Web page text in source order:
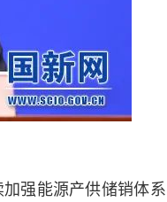
强能源产供储销体系